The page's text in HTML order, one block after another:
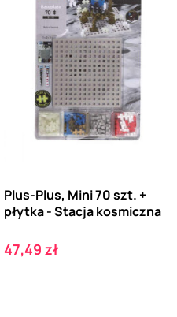
Plus-Plus, Mini 70 szt. +
płytka - Stacja kosmiczna
Cena
47,49 zł